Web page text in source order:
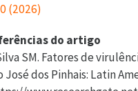
(2026)
do artigo
0-3. Disponível em: [https://www.researchgate.net/profile/Francisco-Silva-98/publication/359969282_Fatores_de_virulencia_microbianos_e_terapias_emergentes/links/6259b0e19be52845a906029f/Fatores-de-virulencia-microbianos-e-terapias-emergentes.pdf]. 2. Organização Pan-Americana da Saúde. Módulos de Princípios de Epidemiologia para o Controle de Enfermidades (OPAN/OMS). Módulo 2: Saúde e doença na população / Organização Pan-Americana da Saúde. Brasília: Organização Pan-Americana da Saúde. Ministério da Saúde, 2010. 48 p.: il. 7 volumes. ISBN 978-85-7967-020-6. Disponível em: [https://iris.paho.org/handle/10665.2/54407?show=full]. 3. Lemos ERS, Villar LM, Leon LAA, et al. T674t. Tópicos em virologia. ― Rio de Janeiro. Editora Fiocruz, 2023. 7 MB: il. color; tab. (Coleção Bio) ISBN: 978-65-5708-151-8. Disponível em: [https://books.scielo.org/id/5bhdb/pdf/lemos-9786557082119.pdf]. 4. Hoenen T, Groseth A. Virus-Host Cell Interactions. Cells. 2022 Feb 25; 11(5): 804. Disponível em: [https://www.mdpi.com/2073-4409/11/5/804]. 5. Klasse PJ, Bron R, Marsh M. Mechanisms of enveloped virus entry into animal cells. Adv Drug Deliv Rev. 1998 Oct 5; 34(1): 65-91. Disponível em: [https://pubmed.ncbi.nlm.nih.gov/10837671/]. 6. Villanueva RA, Rouillé Y, Dubuisson J. Interactions between virus proteins and host cell membranes during the viral life cycle. Int Rev Cytol. 2005; 245: 171-244. Disponível em: [https://pubmed.ncbi.nlm.nih.gov/16125548/]. 7. Schatzmayr HG, Cabral MC. A virologia no Estado do Rio de Janeiro: uma visão global. 2a Edição - Rio de Janeiro: FIOCRUZ, 2012. 176 p, 111p. 172 – 175. Disponível em: [https://www.ioc.fiocruz.br/sites/default/files/Livro_Virologia_nova_edicao.pdf]. 8. Louten J. Virus Replication. Essential Human.